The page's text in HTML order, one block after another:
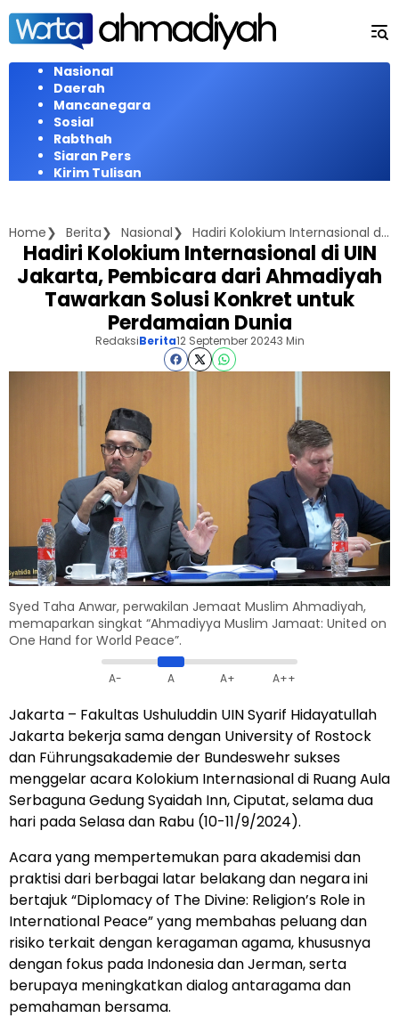
Langsung
konten
Nasional
Daerah
Mancanegara
Sosial
Rabthah
Siaran Pers
Kirim Tulisan
Home Berita Nasional Hadiri Kolokium Internasional di UIN Jakarta, Pembicara dari Ahmadiyah Tawarkan Solusi Konkret untuk Perdamaian Dunia
Hadiri Kolokium Internasional di UIN
Jakarta, Pembicara dari Ahmadiyah
Tawarkan Solusi Konkret untuk
Perdamaian Dunia
RedaksiBerita12 September 20243 Min
Syed Taha Anwar, perwakilan Jemaat Muslim Ahmadiyah,
memaparkan singkat “Ahmadiyya Muslim Jamaat: United on
One Hand for World Peace”.
A- A A+ A++
Jakarta – Fakultas Ushuluddin UIN Syarif Hidayatullah
Jakarta bekerja sama dengan University of Rostock
dan Führungsakademie der Bundeswehr sukses
menggelar acara Kolokium Internasional di Ruang Aula
Serbaguna Gedung Syaidah Inn, Ciputat, selama dua
hari pada Selasa dan Rabu (10-11/9/2024).
Acara yang mempertemukan para akademisi dan
praktisi dari berbagai latar belakang dan negara ini
bertajuk “Diplomacy of The Divine: Religion’s Role in
International Peace” yang membahas peluang dan
risiko terkait dengan keragaman agama, khususnya
dengan fokus pada Indonesia dan Jerman, serta
berupaya meningkatkan dialog antaragama dan
pemahaman bersama.